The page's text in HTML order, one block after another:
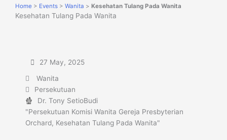
Home > Events > Wanita > Kesehatan Tulang Pada Wanita
Kesehatan Tulang Pada Wanita
27 May, 2025
Wanita
Persekutuan
Dr. Tony SetioBudi
"Persekutuan Komisi Wanita Gereja Presbyterian
Orchard, Kesehatan Tulang Pada Wanita"